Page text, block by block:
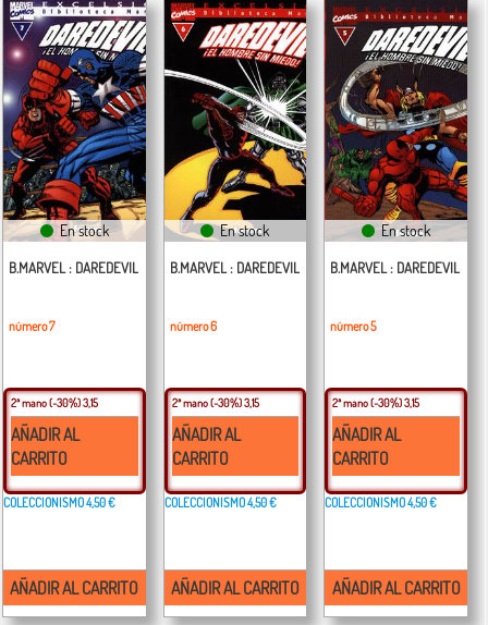
En stock
B.MARVEL : DAREDEVIL
número 7
2ª mano(-30%) 3,15
AÑADIR AL
CARRITO
COLECCIONISMO4,50 €
AÑADIR AL CARRITO
En stock
B.MARVEL : DAREDEVIL
número 6
2ª mano(-30%) 3,15
AÑADIR AL
CARRITO
COLECCIONISMO4,50 €
AÑADIR AL CARRITO
En stock
B.MARVEL : DAREDEVIL
número 5
2ª mano(-30%) 3,15
AÑADIR AL
CARRITO
COLECCIONISMO4,50 €
AÑADIR AL CARRITO